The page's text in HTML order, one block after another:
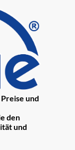
und
den
und